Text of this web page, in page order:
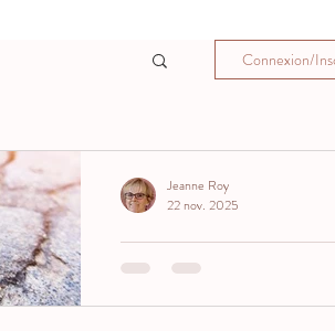
Connexion/
Accompagner
Jeanne Roy
22 nov. 2025